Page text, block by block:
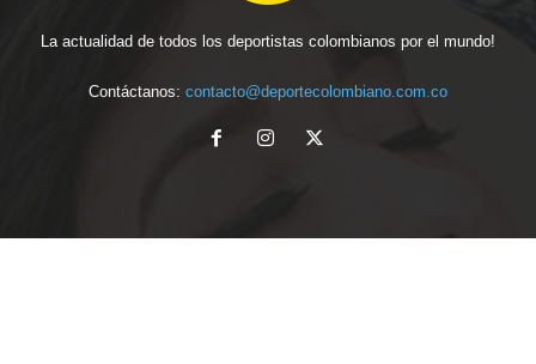
La actualidad de todos los deportistas colombianos por el mundo!
Contáctanos: contacto@deportecolombiano.com.co